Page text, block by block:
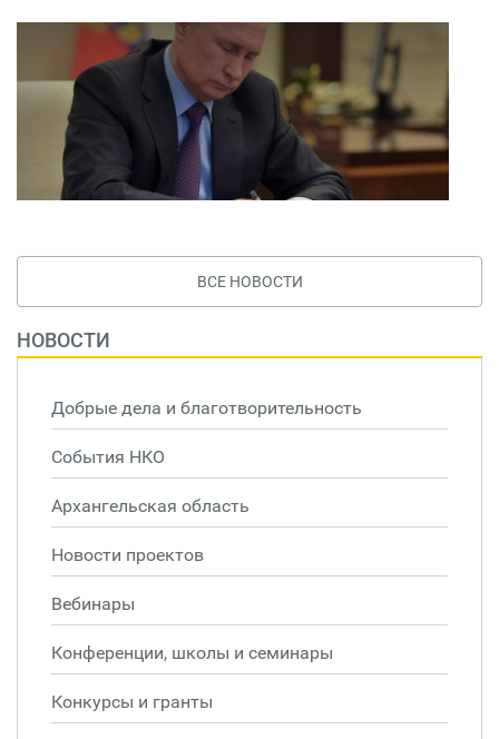
ВСЕ НОВОСТИ
НОВОСТИ
Добрые дела и благотворительность
События НКО
Архангельская область
Новости проектов
Вебинары
Конференции, школы и семинары
Конкурсы и гранты